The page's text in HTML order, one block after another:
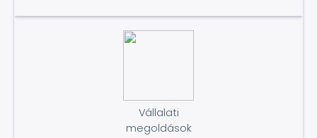
Vállalati
megoldások